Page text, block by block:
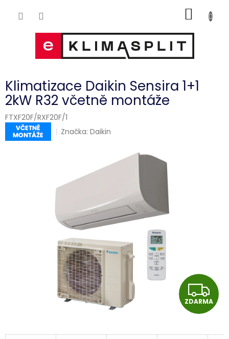
KOŠÍK
Klimatizace Daikin Sensira 1+1
2kW R32 včetně montáže
FTXF20F/RXF20F/1
Značka:Daikin
Z
D
A
ZDARMA